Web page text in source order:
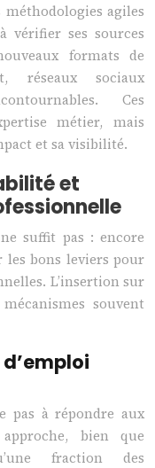
agiles
vérifier ses sources
formats de
réseaux sociaux
Ces
métier, mais
et sa visibilité.
et
suffit pas : encore
bons leviers pour
L’insertion sur
souvent
pas à répondre aux
bien que
fraction des